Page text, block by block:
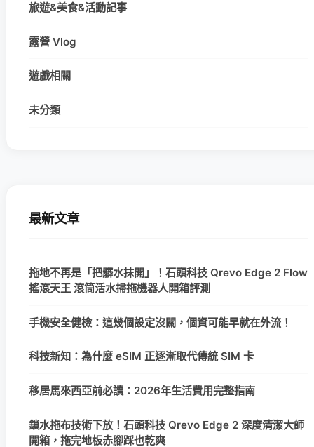
旅遊&美食&活動記事
露營 Vlog
遊戲相關
未分類
最新文章
拖地不再是「把髒水抹開」！石頭科技 Qrevo Edge 2 Flow
搖滾天王 滾筒活水掃拖機器人開箱評測
手機安全健檢：這幾個設定沒關，個資可能早就在外流！
科技新知：為什麼 eSIM 正逐漸取代傳統 SIM 卡
移居馬來西亞前必讀：2026年生活費用完整指南
鎖水拖布技術下放！石頭科技 Qrevo Edge 2 深度清潔大師
開箱，拖完地板赤腳踩也乾爽